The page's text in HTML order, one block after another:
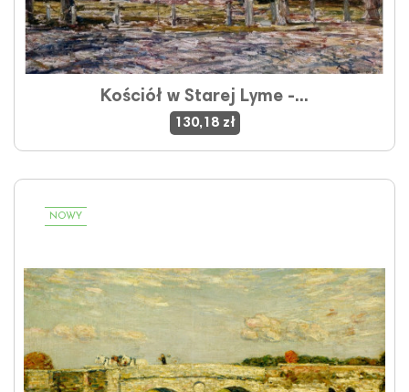
Kościół w Starej Lyme -...
130,18 zł
NOWY